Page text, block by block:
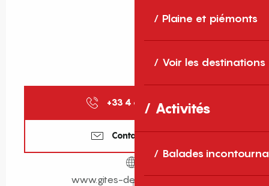
Plaine et piémonts
Voir les destinations
Activités
Balades
+33 4 68 11 40 ▒▒
Contactez-nous
www.gites-de-france-sud.fr